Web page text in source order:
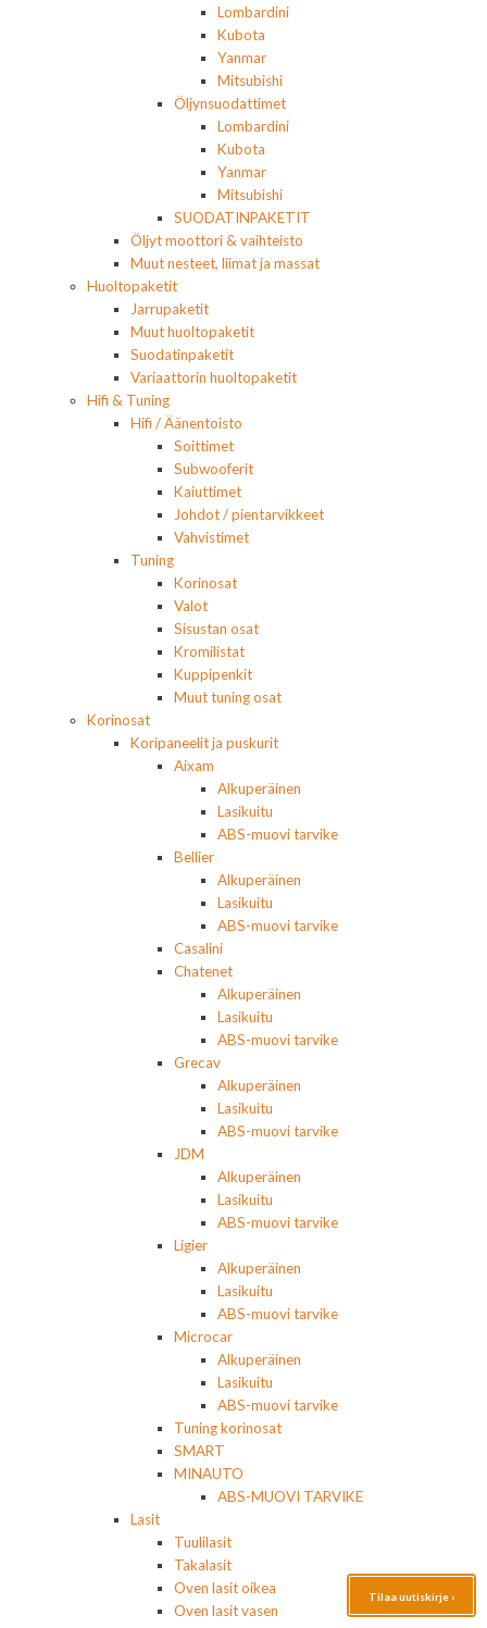
Lombardini
Kubota
Yanmar
Mitsubishi
Öljynsuodattimet
Lombardini
Kubota
Yanmar
Mitsubishi
SUODATINPAKETIT
Öljyt moottori & vaihteisto
Muut nesteet, liimat ja massat
Huoltopaketit
Jarrupaketit
Muut huoltopaketit
Suodatinpaketit
Variaattorin huoltopaketit
Hifi & Tuning
Hifi / Äänentoisto
Soittimet
Subwooferit
Kaiuttimet
Johdot / pientarvikkeet
Vahvistimet
Tuning
Korinosat
Valot
Sisustan osat
Kromilistat
Kuppipenkit
Muut tuning osat
Korinosat
Koripaneelit ja puskurit
Aixam
Alkuperäinen
Lasikuitu
ABS-muovi tarvike
Bellier
Alkuperäinen
Lasikuitu
ABS-muovi tarvike
Casalini
Chatenet
Alkuperäinen
Lasikuitu
ABS-muovi tarvike
Grecav
Alkuperäinen
Lasikuitu
ABS-muovi tarvike
JDM
Alkuperäinen
Lasikuitu
ABS-muovi tarvike
Ligier
Alkuperäinen
Lasikuitu
ABS-muovi tarvike
Microcar
Alkuperäinen
Lasikuitu
ABS-muovi tarvike
Tuning korinosat
SMART
MINAUTO
ABS-MUOVI TARVIKE
Lasit
Tuulilasit
Takalasit
Oven lasit oikea
Oven lasit vasen
Tilaa uutiskirje ›